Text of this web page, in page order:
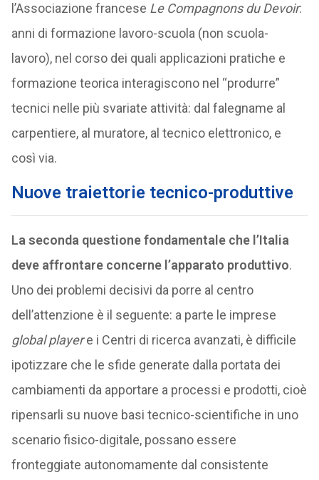
l’Associazione francese Le Compagnons du Devoir:
anni di formazione lavoro-scuola (non scuola-
lavoro), nel corso dei quali applicazioni pratiche e
formazione teorica interagiscono nel “produrre”
tecnici nelle più svariate attività: dal falegname al
carpentiere, al muratore, al tecnico elettronico, e
così via.
Nuove traiettorie tecnico-produttive
La seconda questione fondamentale che l’Italia
deve affrontare concerne l’apparato produttivo.
Uno dei problemi decisivi da porre al centro
dell’attenzione è il seguente: a parte le imprese
global playere i Centri di ricerca avanzati, è difficile
ipotizzare che le sfide generate dalla portata dei
cambiamenti da apportare a processi e prodotti, cioè
ripensarli su nuove basi tecnico-scientifiche in uno
scenario fisico-digitale, possano essere
fronteggiate autonomamente dal consistente